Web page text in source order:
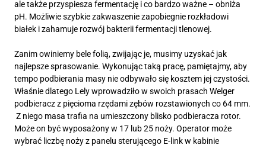
ale także przyspiesza fermentację i co bardzo ważne – obniża
pH. Możliwie szybkie zakwaszenie zapobiegnie rozkładowi
białek i zahamuje rozwój bakterii fermentacji tlenowej.
Zanim owiniemy bele folią, zwijając je, musimy uzyskać jak
najlepsze sprasowanie. Wykonując taką pracę, pamiętajmy, aby
tempo podbierania masy nie odbywało się kosztem jej czystości.
Właśnie dlatego Lely wprowadziło w swoich prasach Welger
podbieracz z pięcioma rzędami zębów rozstawionych co 64 mm.
Z niego masa trafia na umieszczony blisko podbieracza rotor.
Może on być wyposażony w 17 lub 25 noży. Operator może
wybrać liczbę noży z panelu sterującego E-link w kabinie